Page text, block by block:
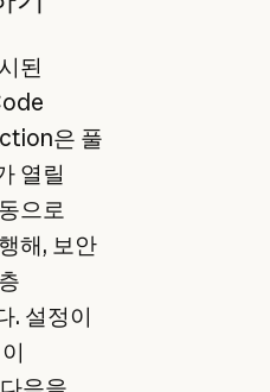
된
은 풀
열릴
으로
해, 보안
. 설정이